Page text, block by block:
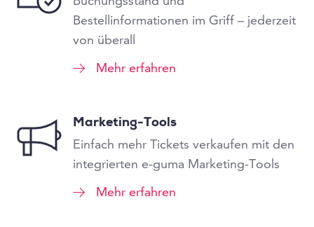
Bestellinformationen im Griff – jederzeit
von überall
Mehr erfahren
Marketing-Tools
Einfach mehr Tickets verkaufen mit den
integrierten e-guma Marketing-Tools
Mehr erfahren